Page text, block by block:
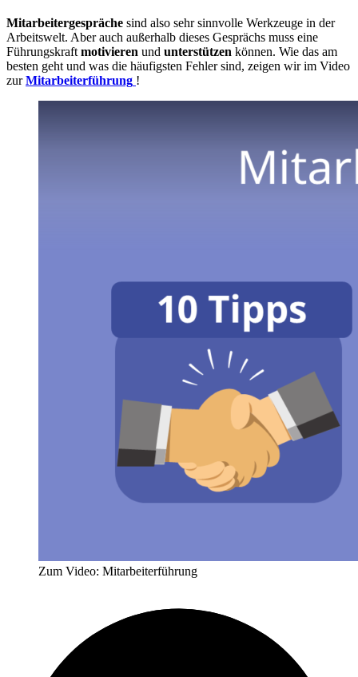
Mitarbeitergespräche sind also sehr sinnvolle Werkzeuge in der
Arbeitswelt. Aber auch außerhalb dieses Gesprächs muss eine
Führungskraft motivieren und unterstützen können. Wie das am
besten geht und was die häufigsten Fehler sind, zeigen wir im Video
zurMitarbeiterführung !
Zum Video: Mitarbeiterführung